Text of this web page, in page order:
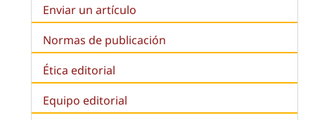
Enviar un artículo
Normas de publicación
Ética editorial
Equipo editorial